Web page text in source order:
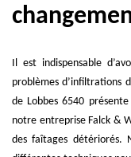
Il est indispensable
problèmes d’infiltrations
de Lobbes 6540
notre entreprise Falck &
des faîtages détériorés.